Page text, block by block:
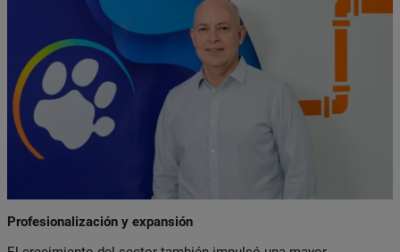
Profesionalización y expansión